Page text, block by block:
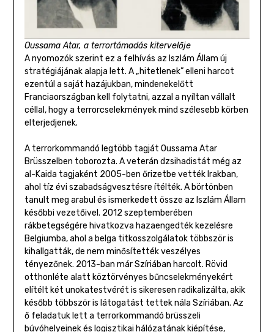
Oussama Atar, a terrortámadás kitervelője
A nyomozók szerint ez a felhívás az Iszlám Állam új
stratégiájának alapja lett. A „hitetlenek” elleni harcot
ezentúl a saját hazájukban, mindenekelőtt
Franciaországban kell folytatni, azzal a nyíltan vállalt
céllal, hogy a terrorcselekmények mind szélesebb körben
elterjedjenek.
A terrorkommandó legtöbb tagját Oussama Atar
Brüsszelben toborozta. A veterán dzsihadistát még az
al-Kaida tagjaként 2005-ben őrizetbe vették Irakban,
ahol tíz évi szabadságvesztésre ítélték. A börtönben
tanult meg arabul és ismerkedett össze az Iszlám Állam
későbbi vezetőivel. 2012 szeptemberében
rákbetegségére hivatkozva hazaengedték kezelésre
Belgiumba, ahol a belga titkosszolgálatok többször is
kihallgatták, de nem minősítették veszélyes
tényezőnek. 2013-ban már Szíriában harcolt. Rövid
otthonléte alatt köztörvényes bűncselekményekért
elítélt két unokatestvérét is sikeresen radikalizálta, akik
később többször is látogatást tettek nála Szíriában. Az
ő feladatuk lett a terrorkommandó brüsszeli
búvóhelyeinek és logisztikai hálózatának kiépítése,